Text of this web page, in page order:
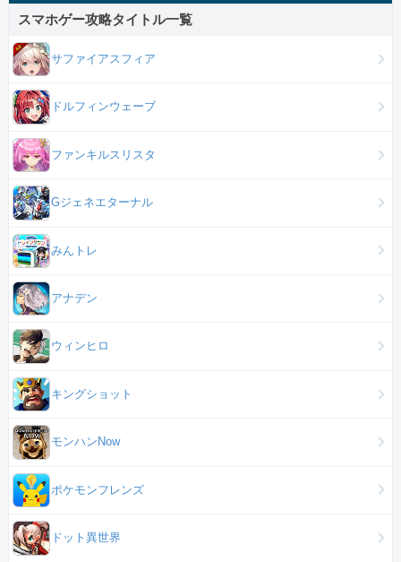
スマホゲー攻略タイトル一覧
サファイアスフィア
ドルフィンウェーブ
ファンキルスリスタ
Gジェネエターナル
みんトレ
アナデン
ウィンヒロ
キングショット
モンハンNow
ポケモンフレンズ
ドット異世界